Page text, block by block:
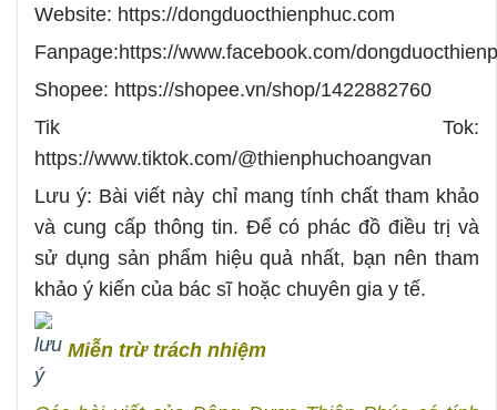
Website: https://dongduocthienphuc.com
Fanpage:https://www.facebook.com/
Shopee: https://shopee.vn/shop/1422882760
Tik Tok:
https://www.tiktok.com/@thienphuchoangvan
Lưu ý: Bài viết này chỉ mang tính chất tham khảo
và cung cấp thông tin. Để có phác đồ điều trị và
sử dụng sản phẩm hiệu quả nhất, bạn nên tham
khảo ý kiến của bác sĩ hoặc chuyên gia y tế.
Miễn trừ trách nhiệm